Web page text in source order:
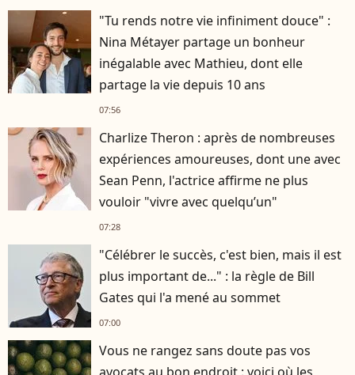
"Tu rends notre vie infiniment douce" :
Nina Métayer partage un bonheur
inégalable avec Mathieu, dont elle
partage la vie depuis 10 ans
07:56
Charlize Theron : après de nombreuses
expériences amoureuses, dont une avec
Sean Penn, l'actrice affirme ne plus
vouloir "vivre avec quelqu’un"
07:28
"Célébrer le succès, c'est bien, mais il est
plus important de..." : la règle de Bill
Gates qui l'a mené au sommet
07:00
Vous ne rangez sans doute pas vos